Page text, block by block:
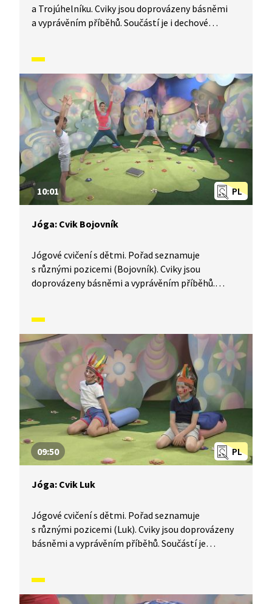
a Trojúhelníku. Cviky jsou doprovázeny básněmi
a vyprávěním příběhů. Součástí je i dechové
PL
10:01
Jóga: Cvik Bojovník
Jógové cvičení s dětmi. Pořad seznamuje
s různými pozicemi (Bojovník). Cviky jsou
doprovázeny básněmi a vyprávěním příběhů.
PL
09:50
Jóga: Cvik Luk
Jógové cvičení s dětmi. Pořad seznamuje
s různými pozicemi (Luk). Cviky jsou doprovázeny
básněmi a vyprávěním příběhů. Součástí je